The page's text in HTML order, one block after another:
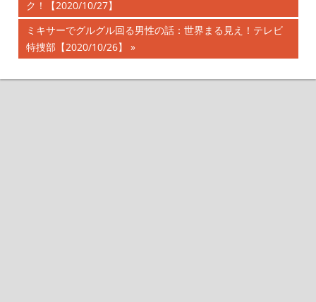
投
稿
ナ
ビ
の
記
事:
ク！【2020/10/27】
次
の
事:
ミキサーでグルグル回る男性の話：世界まる見え！テレビ
特捜部【2020/10/26】